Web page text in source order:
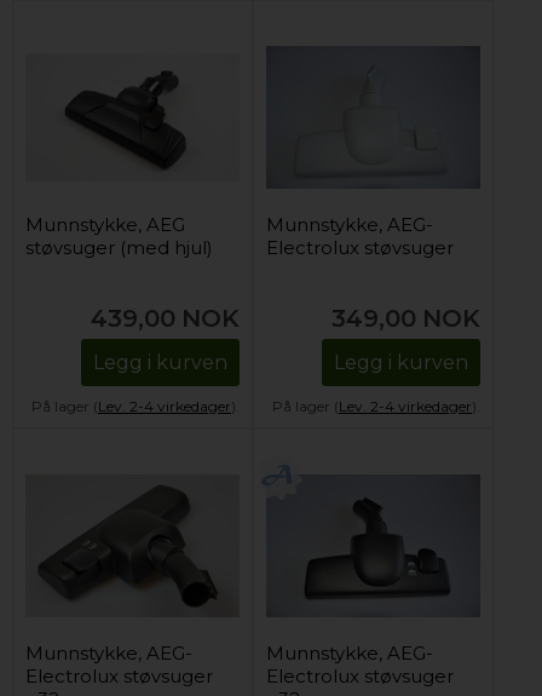
Munnstykke, AEG
støvsuger (med hjul)
439,00 NOK
Legg i kurven
På lager (Lev. 2-4 virkedager).
Munnstykke, AEG-
Electrolux støvsuger
349,00 NOK
Legg i kurven
På lager (Lev. 2-4 virkedager).
Munnstykke, AEG-
Electrolux støvsuger
Munnstykke, AEG-
Electrolux støvsuger